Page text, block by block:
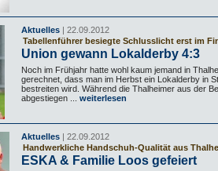
Aktuelles | 22.09.2012
Tabellenführer besiegte Schlusslicht erst im
Union gewann Lokalderby 4:3
Noch im Frühjahr hatte wohl kaum jemand in
gerechnet, dass man im Herbst ein Lokalderby in
bestreiten wird. Während die Thalheimer aus der
abgestiegen ...
weiterlesen
Aktuelles | 22.09.2012
Handwerkliche Handschuh-Qualität aus
ESKA & Familie Loos gefeiert